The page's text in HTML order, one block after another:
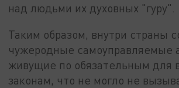
над людьми их духовных "гуру".
Таким образом, внутри страны
чужеродные самоуправляемые
живущие по обязательным для
законам, что не могло не